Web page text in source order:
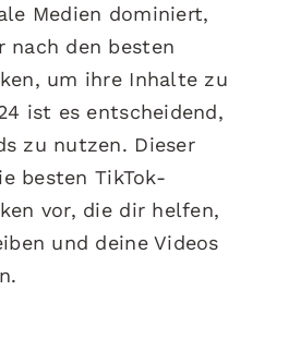
Medien dominiert,
nach den besten
um ihre Inhalte zu
ist es entscheidend,
zu nutzen. Dieser
besten TikTok-
vor, die dir helfen,
und deine Videos